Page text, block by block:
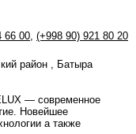
66 00 (+998 90) 921 80 20
район , Батыра
— современное
Новейшее
а также